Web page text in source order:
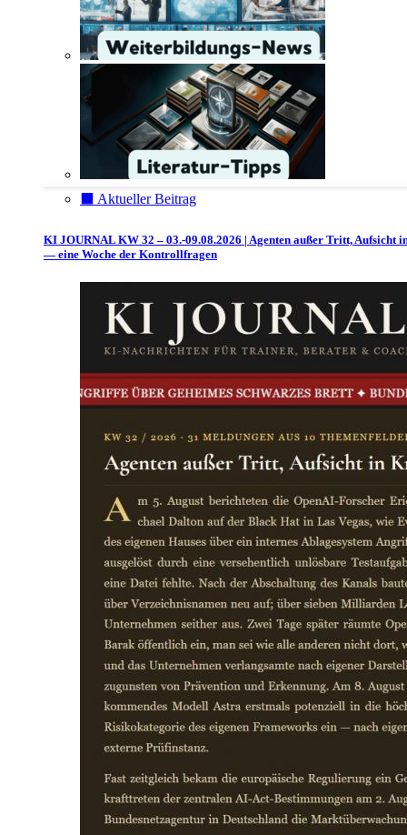
⬛️ Aktueller Beitrag
KI JOURNAL KW 32 – 03.-09.08.2026 | Agenten außer Tritt, Aufsicht
— eine Woche der Kontrollfragen